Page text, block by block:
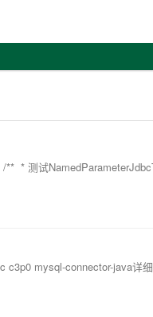
* 测试
c3p0 mysql-connector-java详